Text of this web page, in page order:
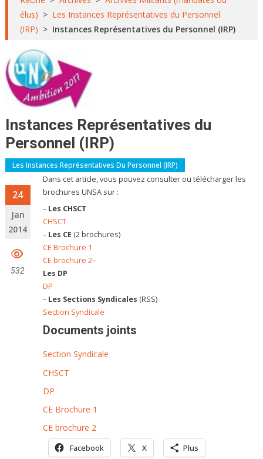
élus) > Les Instances Représentatives du Personnel
(IRP) > Instances Représentatives du Personnel (IRP)
Instances Représentatives du
Personnel (IRP)
Les Instances Représentatives Du Personnel (IRP)
24
Jan
2014
532
Dans cet article, vous pouvez consulter ou télécharger les
brochures UNSA sur :
– Les CHSCT
CHSCT
– Les CE (2 brochures)
CE Brochure 1
CE brochure 2–
Les DP
DP
– Les Sections Syndicales (RSS)
Section Syndicale
Documents joints
Section Syndicale
CHSCT
DP
CE Brochure 1
CE brochure 2
Facebook X Plus